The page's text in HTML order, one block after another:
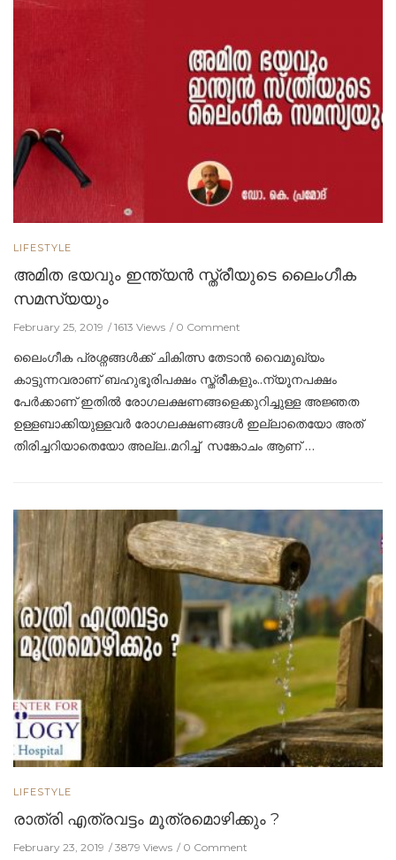
LIFESTYLE
അമിത ഭയവും ഇന്ത്യന്‍ സ്ത്രീയുടെ ലൈംഗീക
സമസ്യയും
February 25, 2019 1613 Views 0 Comment
ലൈംഗീക പ്രശ്നങ്ങള്‍ക്ക് ചികിത്സ തേടാന്‍ വൈമുഖ്യം
കാട്ടുന്നവരാണ് ബഹുഭൂരിപക്ഷം സ്ത്രീകളും..ന്യൂനപക്ഷം
പേര്‍ക്കാണ് ഇതില്‍ രോഗലക്ഷണങ്ങളെക്കുറിച്ചുള്ള അജ്ഞത
ഉള്ളബാക്കിയുള്ളവര്‍ രോഗലക്ഷണങ്ങള്‍ ഇല്ലാതെയോ അത്
തിരിച്ചറിയാതെയോ അല്ല..മറിച്ച് സങ്കോചം ആണ് …
LIFESTYLE
രാത്രി എത്രവട്ടം മൂത്രമൊഴിക്കും ?
February 23, 2019 3879 Views 0 Comment